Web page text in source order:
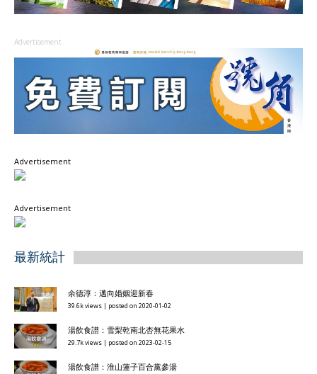
Advertisement
Advertisement
Advertisement
最新統計
余德淳：邁向婚姻迎新春
39.6k views | posted on 2020-01-02
湯飲食譜：雪梨乾南北杏無花果水
29.7k views | posted on 2023-02-15
湯飲食譜：淮山蓮子百合黨參湯